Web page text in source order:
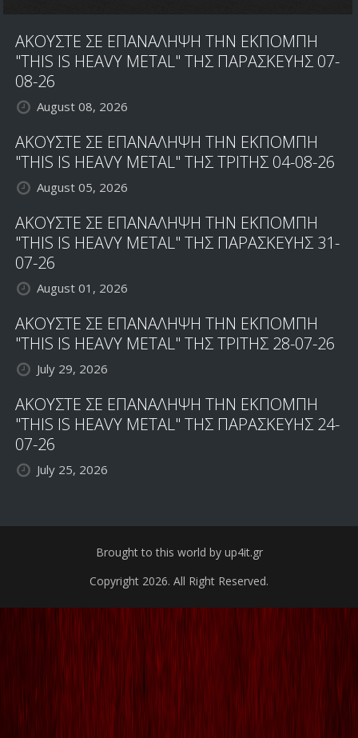
ΑΚΟΥΣΤΕ ΣΕ ΕΠΑΝΑΛΗΨΗ ΤΗΝ ΕΚΠΟΜΠΗ
"THIS IS HEAVY METAL" ΤΗΣ ΠΑΡΑΣΚΕΥΗΣ 07-
08-26
August 08, 2026
ΑΚΟΥΣΤΕ ΣΕ ΕΠΑΝΑΛΗΨΗ ΤΗΝ ΕΚΠΟΜΠΗ
"THIS IS HEAVY METAL" ΤΗΣ ΤΡΙΤΗΣ 04-08-26
August 05, 2026
ΑΚΟΥΣΤΕ ΣΕ ΕΠΑΝΑΛΗΨΗ ΤΗΝ ΕΚΠΟΜΠΗ
"THIS IS HEAVY METAL" ΤΗΣ ΠΑΡΑΣΚΕΥΗΣ 31-
07-26
August 01, 2026
ΑΚΟΥΣΤΕ ΣΕ ΕΠΑΝΑΛΗΨΗ ΤΗΝ ΕΚΠΟΜΠΗ
"THIS IS HEAVY METAL" ΤΗΣ ΤΡΙΤΗΣ 28-07-26
July 29, 2026
ΑΚΟΥΣΤΕ ΣΕ ΕΠΑΝΑΛΗΨΗ ΤΗΝ ΕΚΠΟΜΠΗ
"THIS IS HEAVY METAL" ΤΗΣ ΠΑΡΑΣΚΕΥΗΣ 24-
07-26
July 25, 2026
Brought to this world by up4it.gr
Copyright 2026. All Right Reserved.